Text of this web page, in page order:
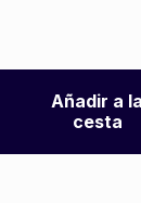
Añadir a la
cesta